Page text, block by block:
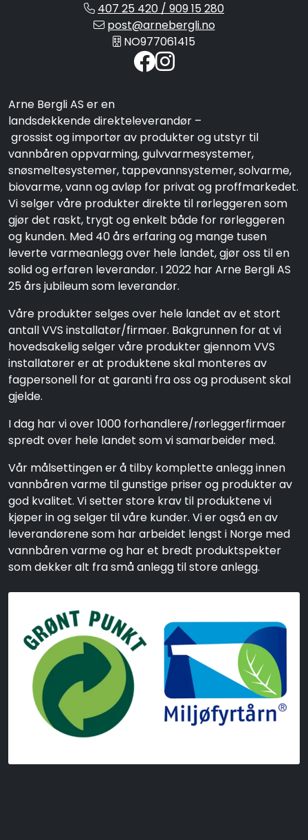
407 25 420 / 909 15 280
post@arnebergli.no
NO977061415
Arne Bergli AS er en
landsdekkende direkteleverandør –
grossist og importør av produkter og utstyr til
vannbåren oppvarming, gulvvarmesystemer,
snøsmeltesystemer, tappevannsystemer, solvarme,
biovarme, vann og avløp for privat og proffmarkedet.
Vi selger våre produkter direkte til rørleggeren som
gjør det raskt, trygt og enkelt både for rørleggeren
og kunden. Med 40 års erfaring og mange tusen
leverte varmeanlegg over hele landet, gjør oss til en
solid og erfaren leverandør. I 2022 har Arne Bergli AS
25 års jubileum som leverandør.
Våre produkter selges over hele landet av et stort
antall VVS installatør/firmaer. Bakgrunnen for at vi
hovedsakelig selger våre produkter gjennom VVS
installatører er at produktene skal monteres av
fagpersonell for at garanti fra oss og produsent skal
gjelde.
I dag har vi over 1000 forhandlere/rørleggerfirmaer
spredt over hele landet som vi samarbeider med.
Vår målsettingen er å tilby komplette anlegg innen
vannbåren varme til gunstige priser og produkter av
god kvalitet. Vi setter store krav til produktene vi
kjøper in og selger til våre kunder. Vi er også en av
leverandørene som har arbeidet lengst i Norge med
vannbåren varme og har et bredt produktspekter
som dekker alt fra små anlegg til store anlegg.